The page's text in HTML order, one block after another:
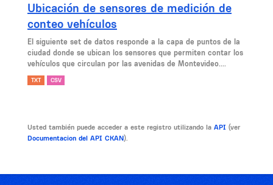
Ubicación de sensores de medición de
conteo vehículos
El siguiente set de datos responde a la capa de puntos de la
ciudad donde se ubican los sensores que permiten contar los
vehículos que circulan por las avenidas de Montevideo....
TXT CSV
Usted también puede acceder a este registro utilizando la API (ver
Documentacion del API CKAN).